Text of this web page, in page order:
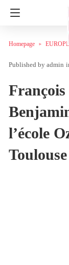
Homepage
admin
l’école
Toulouse